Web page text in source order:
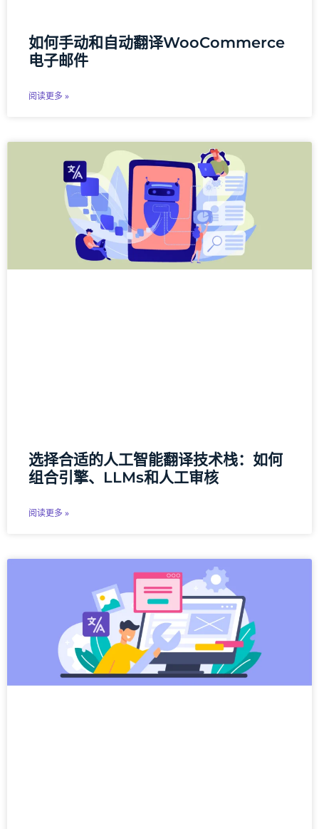
如何手动和自动翻译WooCommerce
电子邮件
阅读更多 »
选择合适的人工智能翻译技术栈：如何
组合引擎、LLMs和人工审核
阅读更多 »